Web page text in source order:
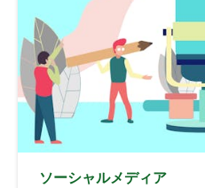
ソーシャルメディア